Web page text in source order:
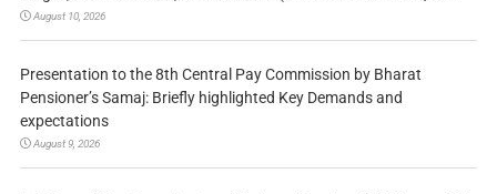
August 10, 2026
Presentation to the 8th Central Pay Commission by Bharat
Pensioner’s Samaj: Briefly highlighted Key Demands and
expectations
August 9, 2026